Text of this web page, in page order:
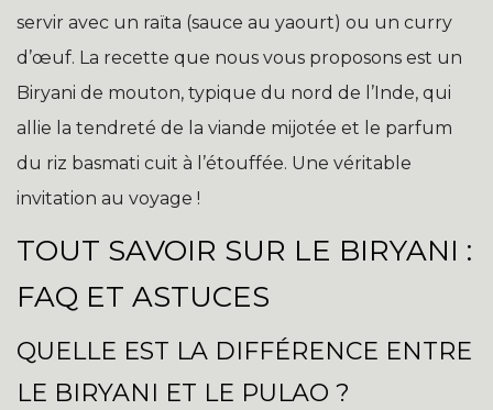
servir avec un raïta (sauce au yaourt) ou un curry
d’œuf. La recette que nous vous proposons est un
Biryani de mouton, typique du nord de l’Inde, qui
allie la tendreté de la viande mijotée et le parfum
du riz basmati cuit à l’étouffée. Une véritable
invitation au voyage !
TOUT SAVOIR SUR LE BIRYANI :
FAQ ET ASTUCES
QUELLE EST LA DIFFÉRENCE ENTRE
LE BIRYANI ET LE PULAO ?